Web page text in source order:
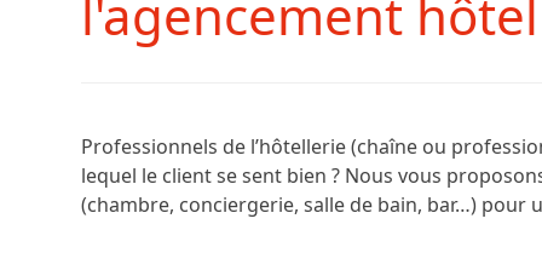
l'agencement hôtel
Professionnels de l’hôtellerie (chaîne ou
lequel le client se sent bien ? Nous vous
(chambre, conciergerie, salle de bain, bar…) pour